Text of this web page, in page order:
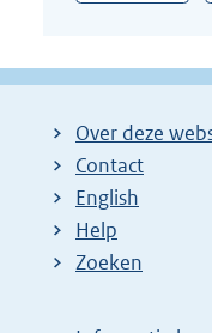
Over deze
Contact
English
Help
Zoeken